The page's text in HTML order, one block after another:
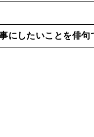
にしたいことを俳句